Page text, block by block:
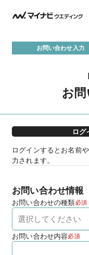
お問い合わせ入力
お
ログ
ログインするとお名前
力されます。
お問い合わせ情報
お問い合わせの種類必須
お問い合わせ内容必須